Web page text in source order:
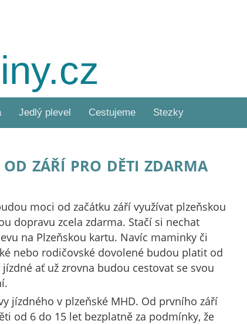
Jedlý plevel Cestujeme Stezky
září pro děti zdarma
moci od začátku září využívat plzeňskou
dopravu zcela zdarma. Stačí si nechat
na Plzeňskou kartu. Navíc maminky či
nebo rodičovské dovolené budou platit od
ať už zrovna budou cestovat se svou
jízdného v plzeňské MHD. Od prvního září
od 6 do 15 let bezplatně za podmínky, že